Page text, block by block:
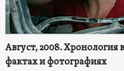
Август, 2008.
фактах и фотографиях